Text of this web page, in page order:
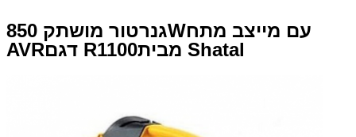
גנרטור מושתק 850Wעם מייצב מתח
AVRדגם R1100מבית Shatal